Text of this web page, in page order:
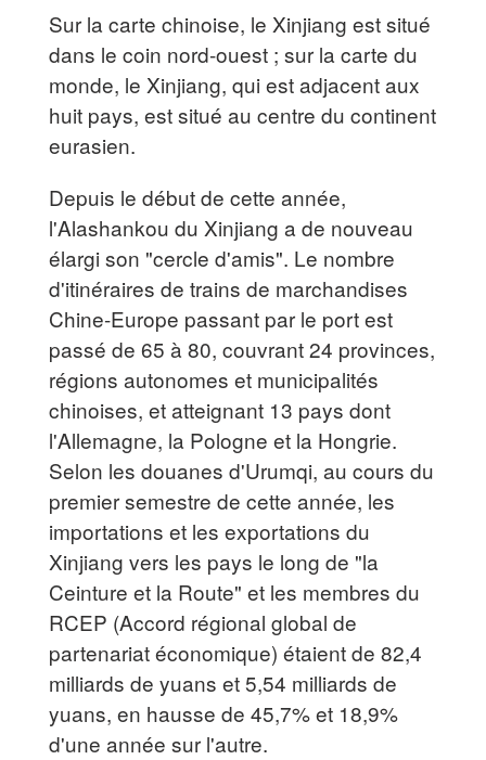
Sur la carte chinoise, le Xinjiang est situé
dans le coin nord-ouest ; sur la carte du
monde, le Xinjiang, qui est adjacent aux
huit pays, est situé au centre du continent
eurasien.
Depuis le début de cette année,
l'Alashankou du Xinjiang a de nouveau
élargi son "cercle d'amis". Le nombre
d'itinéraires de trains de marchandises
Chine-Europe passant par le port est
passé de 65 à 80, couvrant 24 provinces,
régions autonomes et municipalités
chinoises, et atteignant 13 pays dont
l'Allemagne, la Pologne et la Hongrie.
Selon les douanes d'Urumqi, au cours du
premier semestre de cette année, les
importations et les exportations du
Xinjiang vers les pays le long de "la
Ceinture et la Route" et les membres du
RCEP (Accord régional global de
partenariat économique) étaient de 82,4
milliards de yuans et 5,54 milliards de
yuans, en hausse de 45,7% et 18,9%
d'une année sur l'autre.